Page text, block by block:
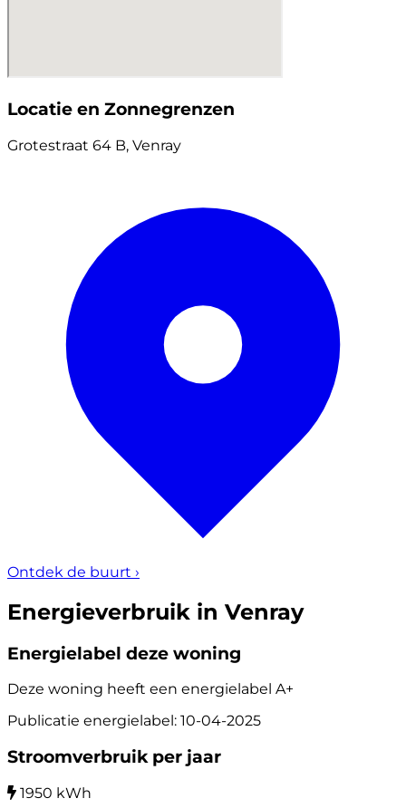
Locatie en Zonnegrenzen
Grotestraat 64 B, Venray
Ontdek de buurt ›
Energieverbruik in Venray
Energielabel deze woning
Deze woning heeft een energielabel A+
Publicatie energielabel: 10-04-2025
Stroomverbruik per jaar
1950 kWh